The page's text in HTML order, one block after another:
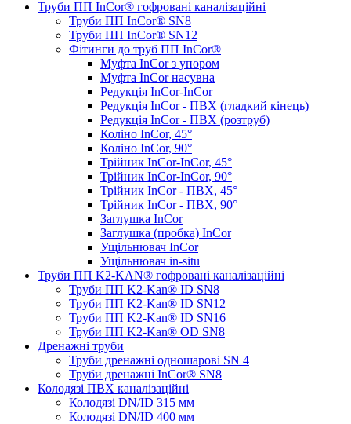
Труби ПП InCor® гофровані каналізаційні
Труби ПП InCor® SN8
Труби ПП InCor® SN12
Фітинги до труб ПП InCor®
Муфта InCor з упором
Муфта InCor насувна
Редукція InCor-InCor
Редукція InCor - ПВХ (гладкий кінець)
Редукція InCor - ПВХ (розтруб)
Коліно InCor, 45°
Коліно InCor, 90°
Трійник InCor-InCor, 45°
Трійник InCor-InCor, 90°
Трійник InCor - ПВХ, 45°
Трійник InCor - ПВХ, 90°
Заглушка InCor
Заглушка (пробка) InCor
Ущільнювач InCor
Ущільнювач in-situ
Труби ПП K2-KAN® гоф­ровані каналізаційні
Труби ПП K2-Kan® ID SN8
Труби ПП K2-Kan® ID SN12
Труби ПП K2-Kan® ID SN16
Труби ПП K2-Kan® OD SN8
Дренажні труби
Труби дренажні одношарові SN 4
Труби дренажні InCor® SN8
Колодязі ПВХ каналізаційні
Колодязі DN/ID 315 мм
Колодязі DN/ID 400 мм